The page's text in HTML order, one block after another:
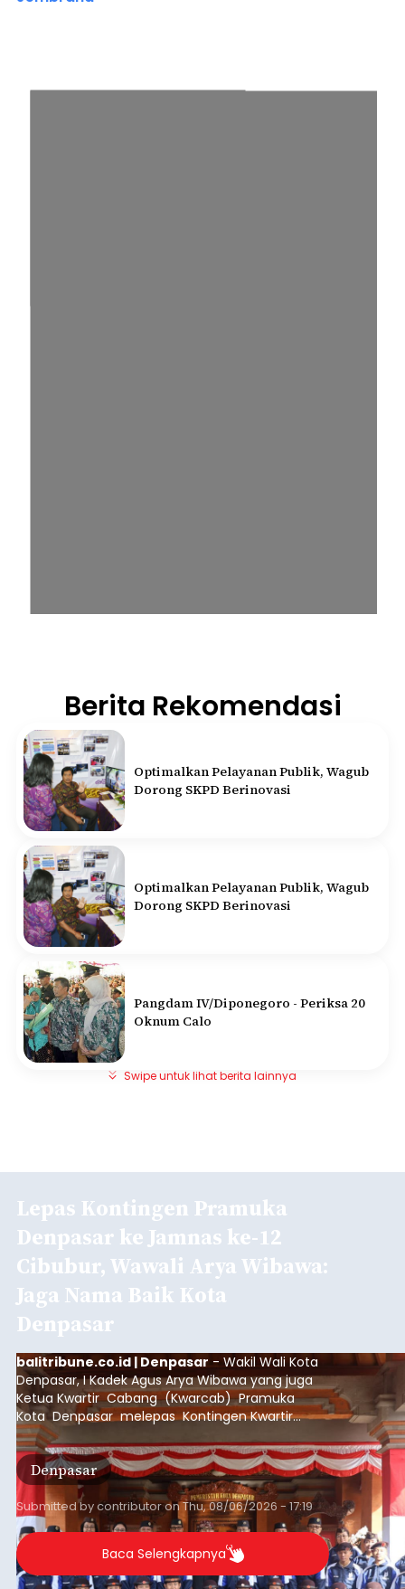
Berita Rekomendasi
Optimalkan Pelayanan Publik, Wagub
Dorong SKPD Berinovasi
Optimalkan Pelayanan Publik, Wagub
Dorong SKPD Berinovasi
Pangdam IV/Diponegoro - Periksa 20
Oknum Calo
Swipe untuk lihat berita lainnya
Lepas Kontingen Pramuka
Denpasar ke Jamnas ke-12
Cibubur, Wawali Arya Wibawa:
Jaga Nama Baik Kota
Denpasar
balitribune.co.id | Denpasar- Wakil Wali Kota
Denpasar, I Kadek Agus Arya Wibawa yang juga
Ketua Kwartir Cabang (Kwarcab) Pramuka
Kota Denpasar melepas Kontingen Kwartir
Cabang Gerakan Pramuka Denpasar yang akan
mengikuti Jambore Nasional Pramuka ke-12
Tahun 2026 di Bumi Perkemahan Cibubur,
Jakarta Timur.
Denpasar
Submitted bycontributoronThu, 08/06/2026 - 17:19
Baca Selengkapnya